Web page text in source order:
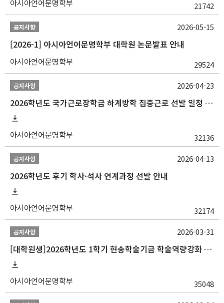
아시아언어문명학부 21742
공지사항
[2026-1] 아시아언어문명학부 대학원 논문발표 안내
아시아언어문명학부 29524
2026-05-15
공지사항
2026학년도 국가근로장학금 하계방학 집중근로 선발 일정 안내
아시아언어문명학부 32136
2026-04-23
공지사항
2026학년도 후기 학사·석사 연계과정 선발 안내
아시아언어문명학부 32174
2026-04-13
공지사항
[대학원생]2026학년도 1학기 현송학술기금 학술역량강화 사업 안내
아시아언어문명학부 35048
2026-03-31